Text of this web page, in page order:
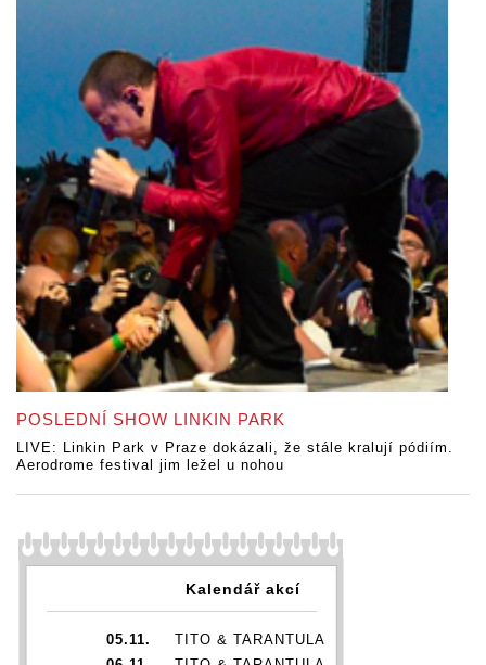
POSLEDNÍ SHOW LINKIN PARK
LIVE: Linkin Park v Praze dokázali, že stále kralují pódiím.
Aerodrome festival jim ležel u nohou
Kalendář akcí
05.11.
TITO & TARANTULA